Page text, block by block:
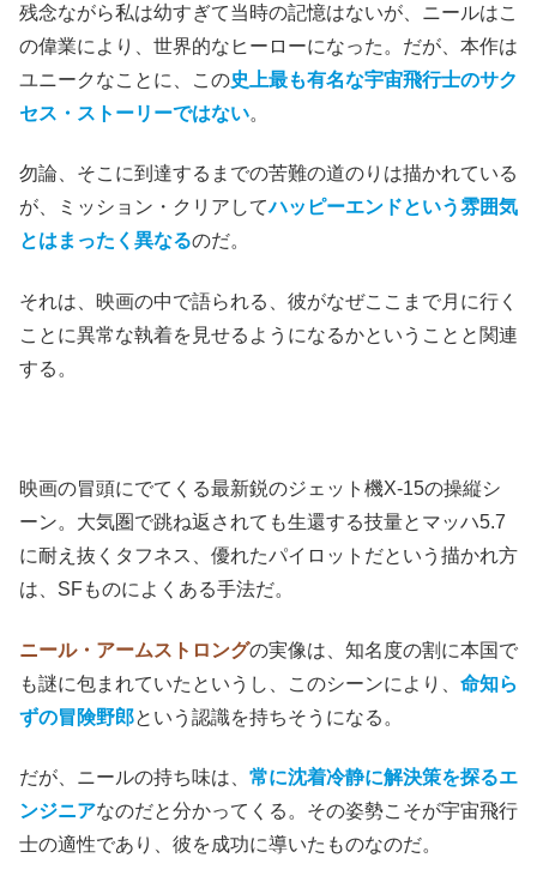
残念ながら私は幼すぎて当時の記憶はないが、ニールはこ
の偉業により、世界的なヒーローになった。だが、本作は
ユニークなことに、この史上最も有名な宇宙飛行士のサク
セス・ストーリーではない。
勿論、そこに到達するまでの苦難の道のりは描かれている
が、ミッション・クリアしてハッピーエンドという雰囲気
とはまったく異なるのだ。
それは、映画の中で語られる、彼がなぜここまで月に行く
ことに異常な執着を見せるようになるかということと関連
する。
映画の冒頭にでてくる最新鋭のジェット機X-15の操縦シ
ーン。大気圏で跳ね返されても生還する技量とマッハ5.7
に耐え抜くタフネス、優れたパイロットだという描かれ方
は、SFものによくある手法だ。
ニール・アームストロングの実像は、知名度の割に本国で
も謎に包まれていたというし、このシーンにより、 命知ら
ずの冒険野郎という認識を持ちそうになる。
だが、ニールの持ち味は、 常に沈着冷静に解決策を探るエ
ンジニアなのだと分かってくる。その姿勢こそが宇宙飛行
士の適性であり、彼を成功に導いたものなのだ。